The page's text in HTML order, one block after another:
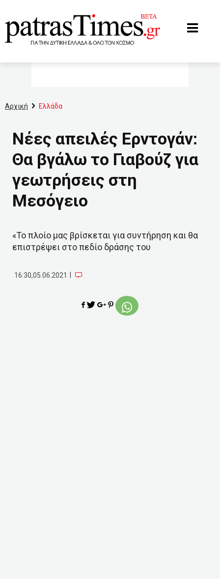
Αρχική Ελλάδα
Νέες απειλές Ερντογάν:
Θα βγάλω το Γιαβούζ για
γεωτρήσεις στη
Μεσόγειο
«Το πλοίο μας βρίσκεται για συντήρηση και θα
επιστρέψει στο πεδίο δράσης του
16:30,05.06.2021